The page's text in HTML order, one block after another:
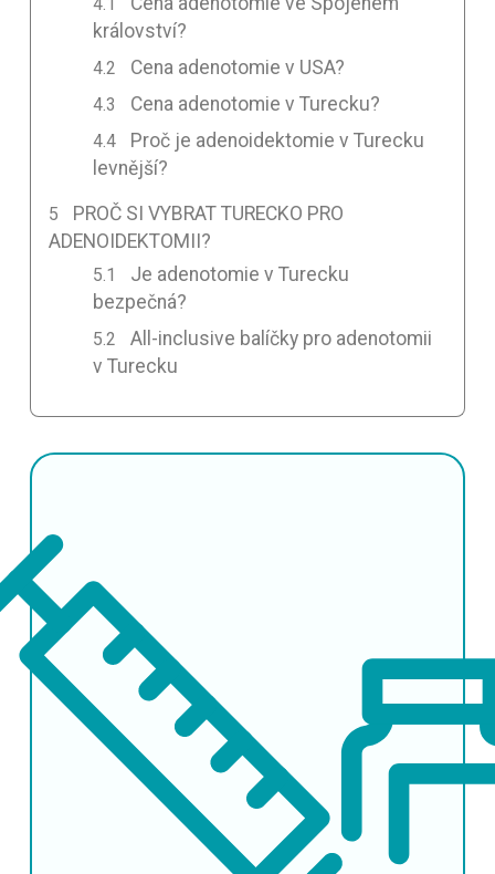
království?
Cena adenotomie v USA?
Cena adenotomie v Turecku?
Proč je adenoidektomie v Turecku
levnější?
PROČ SI VYBRAT TURECKO PRO
ADENOIDEKTOMII?
Je adenotomie v Turecku
bezpečná?
All-inclusive balíčky pro adenotomii
v Turecku